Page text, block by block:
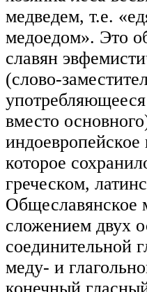
медведем, т.е.
медоедом». Это
славян
(слово-
вместо
индоевропейское
которое
греческом,
Общеславянское
сложением двух
соединительной
меду- и